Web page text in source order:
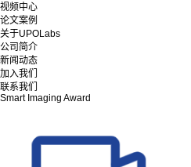
视频中心
论文案例
关于UPOLabs
公司简介
新闻动态
加入我们
联系我们
Smart Imaging Award